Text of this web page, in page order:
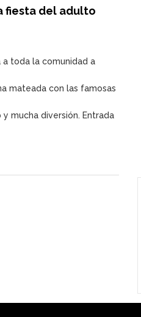
fiesta del adulto
a toda la comunidad a
mateada con las famosas
mucha diversión. Entrada